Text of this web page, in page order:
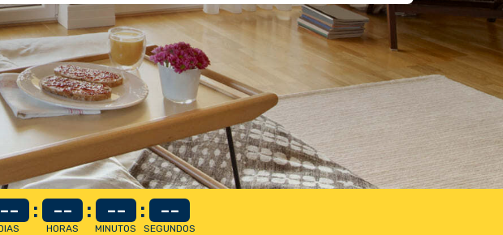
-- : --
HORAS
: --
MINUTOS
: --
SEGUNDOS